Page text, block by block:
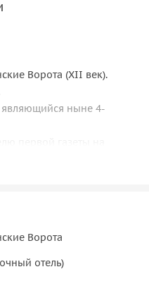
Ворота (XII век).
являющийся ныне 4-
памятник высотой 28
бека (XVII век).
сарай, где в настоящее
Ханский караван-сарай
Ворота
отель)